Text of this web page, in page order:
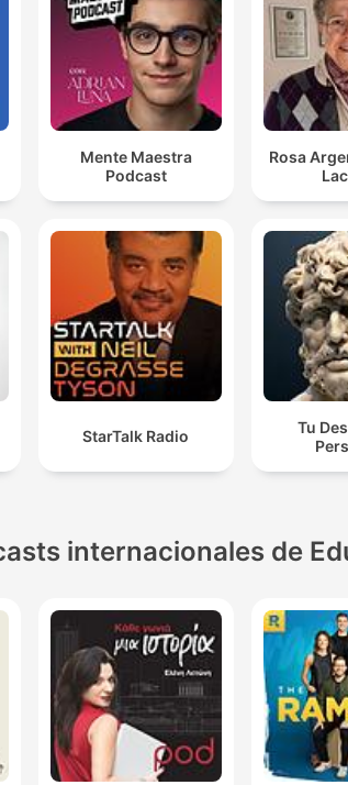
Mente Maestra
Podcast
Rosa
StarTalk Radio
Tu
internacionales de